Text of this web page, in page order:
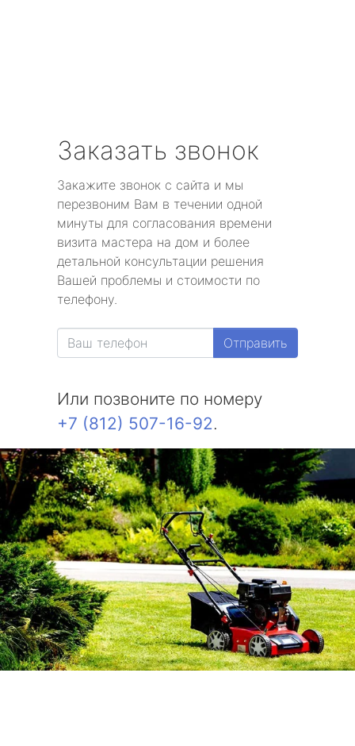
Заказать звонок
Закажите звонок с сайта и мы
перезвоним Вам в течении одной
минуты для согласования времени
визита мастера на дом и более
детальной консультации решения
Вашей проблемы и стоимости по
телефону.
Отправить
Или позвоните по номеру
+7 (812) 507-16-92.